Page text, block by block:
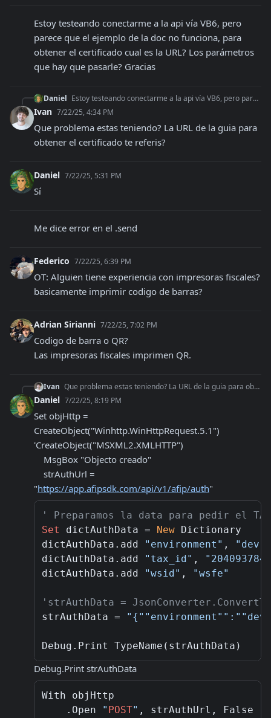
Estoy testeando conectarme a la api vía VB6, pero
parece que el ejemplo de la doc no funciona, para
obtener el certificado cual es la URL? Los parámetros
que hay que pasarle? Gracias
Daniel Estoy testeando conectarme a la api vía VB6, pero parece que el ejemplo de la doc no funciona, para obtener el certificado cual es la URL? Los parámetros que ha
Ivan 7/22/25, 4:34 PM
Que problema estas teniendo? La URL de la guia para
obtener el certificado te referis?
Daniel 7/22/25, 5:31 PM
Sí
Me dice error en el .send
Federico 7/22/25, 6:39 PM
OT: Alguien tiene experiencia con impresoras fiscales?
basicamente imprimir codigo de barras?
Adrian Sirianni 7/22/25, 7:02 PM
Codigo de barra o QR?
Las impresoras fiscales imprimen QR.
Ivan Que problema estas teniendo? La URL de la guia para obtener el certificado te referis?
Daniel 7/22/25, 8:19 PM
Set objHttp =
CreateObject("Winhttp.WinHttpRequest.5.1")
'CreateObject("MSXML2.XMLHTTP")
"https://app.afipsdk.com/api/v1/afip/auth"
' Preparamos la data para pedir el TA
Set
dictAuthData = New Dictionary
dictAuthData.add
"environment" ,
"dev"
dictAuthData.add
"tax_id" ,
dictAuthData.add
"wsid" , "wsfe"
'strAuthData =
strAuthData =
Debug.Print strAuthData
With objHttp
    .Open
" POST" , strAuthUrl, False